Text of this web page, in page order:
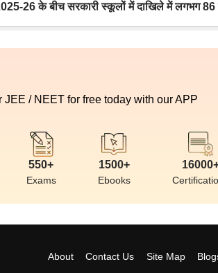
26 के बीच सरकारी स्कूलों में दाखिले में लगभग
/ NEET for free today with our APP
550+
Exams
1500+
Ebooks
About Contact Us Site Map